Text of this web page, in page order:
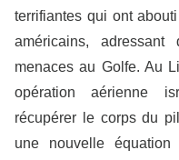
terrifiantes qui ont
américains, adressant
menaces au Golfe. Au
opération aérienne
récupérer le corps du
une nouvelle